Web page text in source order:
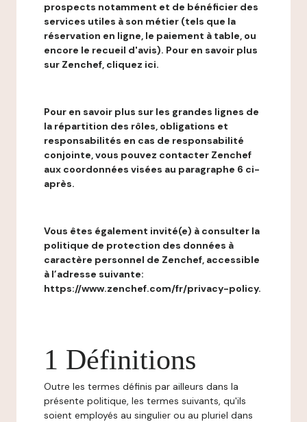
prospects notamment et de bénéficier des
services utiles à son métier (tels que la
réservation en ligne, le paiement à table, ou
encore le recueil d'avis). Pour en savoir plus
sur Zenchef, cliquez ici.
Pour en savoir plus sur les grandes lignes de
la répartition des rôles, obligations et
responsabilités en cas de responsabilité
conjointe, vous pouvez contacter Zenchef
aux coordonnées visées au paragraphe 6 ci-
après.
Vous êtes également invité(e) à consulter la
politique de protection des données à
caractère personnel de Zenchef, accessible
à l’adresse suivante:
https://www.zenchef.com/fr/privacy-policy.
1 Définitions
Outre les termes définis par ailleurs dans la
présente politique, les termes suivants, qu'ils
soient employés au singulier ou au pluriel dans